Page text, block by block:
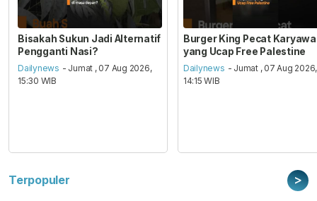
Bisakah Sukun Jadi Alternatif
Pengganti Nasi?
Dailynews - Jumat , 07 Aug 2026,
15:30 WIB
Burger King Pecat
yang Ucap Free Palestine
Dailynews - Jumat , 07 Aug 2026,
14:15 WIB
Terpopuler >